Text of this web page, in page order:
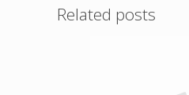
Related posts